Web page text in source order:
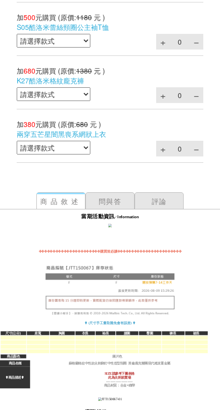
加500元購買 (原價:1180 元 )
S05酷洛米蕾絲頸圈公主袖T恤
加680元購買 (原價:1380 元 )
K27酷洛米格紋龐克褲
加380元購買 (原價:680 元 )
兩穿五芒星闇黑喪系網狀上衣
商品敘述 問與答 評論